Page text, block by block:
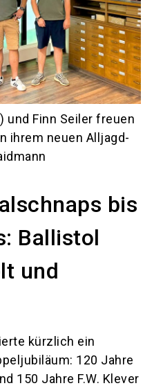
und Finn Seiler freuen
ihrem neuen Alljagd-
bis
Ballistol
und
kürzlich ein
120 Jahre
150 Jahre F.W. Klever